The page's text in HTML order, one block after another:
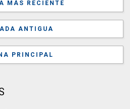
MÁS RECIENTE
ANTIGUA
PRINCIPAL